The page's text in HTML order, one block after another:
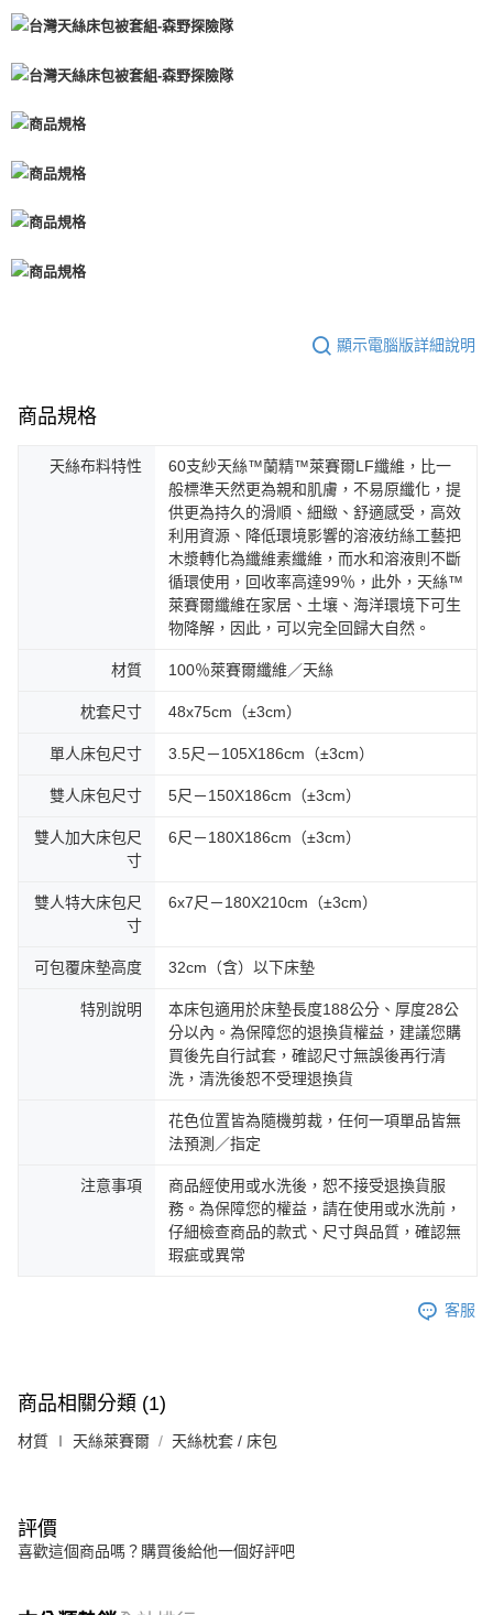
顯示電腦版詳細說明
商品規格
天絲布料特性
60支紗天絲™蘭精™萊賽爾LF纖維，比一
般標準天然更為親和肌膚，不易原纖化，提
供更為持久的滑順、細緻、舒適感受，高效
利用資源、降低環境影響的溶液纺絲工藝把
木漿轉化為纖維素纖維，而水和溶液則不斷
循環使用，回收率高達99％，此外，天絲™
萊賽爾纖維在家居、土壤、海洋環境下可生
物降解，因此，可以完全回歸大自然。
材質 100％萊賽爾纖維／天絲
枕套尺寸 48x75cm（±3cm）
單人床包尺寸 3.5尺－105X186cm（±3cm）
雙人床包尺寸 5尺－150X186cm（±3cm）
雙人加大床包尺
寸
6尺－180X186cm（±3cm）
雙人特大床包尺
寸
6x7尺－180X210cm（±3cm）
可包覆床墊高度 32cm（含）以下床墊
特別說明
本床包適用於床墊長度188公分、厚度28公
分以內。為保障您的退換貨權益，建議您購
買後先自行試套，確認尺寸無誤後再行清
洗，清洗後恕不受理退換貨
花色位置皆為隨機剪裁，任何一項單品皆無
法預測／指定
注意事項
商品經使用或水洗後，恕不接受退換貨服
務。為保障您的權益，請在使用或水洗前，
仔細檢查商品的款式、尺寸與品質，確認無
瑕疵或異常
客服
商品相關分類 (1)
材質 ∣ 天絲萊賽爾 天絲枕套 / 床包
評價
喜歡這個商品嗎？購買後給他一個好評吧